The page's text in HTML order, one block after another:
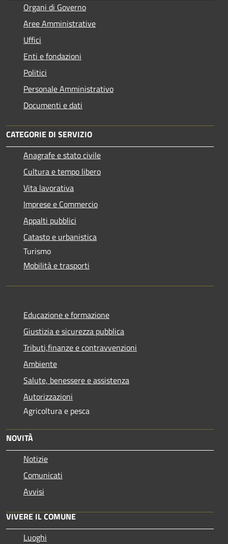
Organi di Governo
Aree Amministrative
Uffici
Enti e fondazioni
Politici
Personale Amministrativo
Documenti e dati
CATEGORIE DI SERVIZIO
Anagrafe e stato civile
Cultura e tempo libero
Vita lavorativa
Imprese e Commercio
Appalti pubblici
Catasto e urbanistica
Turismo
Mobilità e trasporti
Educazione e formazione
Giustizia e sicurezza pubblica
Tributi,finanze e contravvenzioni
Ambiente
Salute, benessere e assistenza
Autorizzazioni
Agricoltura e pesca
NOVITÀ
Notizie
Comunicati
Avvisi
VIVERE IL COMUNE
Luoghi